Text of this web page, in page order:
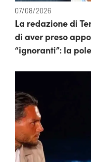
07/08/2026
La redazione di
di aver preso
“ignoranti”: la